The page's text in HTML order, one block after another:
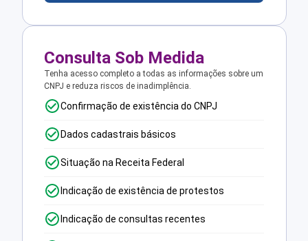
Consulta Sob Medida
Tenha acesso completo a todas as informações sobre um
CNPJ e reduza riscos de inadimplência.
Confirmação de existência do CNPJ
Dados cadastrais básicos
Situação na Receita Federal
Indicação de existência de protestos
Indicação de consultas recentes